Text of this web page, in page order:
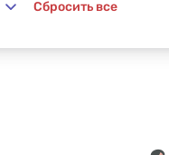
Сбросить все